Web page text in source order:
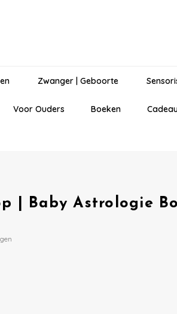
Zwanger | Geboorte
Voor Ouders Boeken
| Baby Astrologie